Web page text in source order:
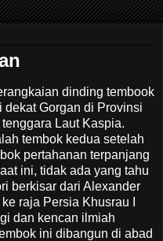
dinding tembook
dekat Gorgan di Provinsi
Laut Kaspia.
tembok kedua setelah
pertahanan terpanjang
ini, tidak ada yang tahu
berkisar dari Alexander
raja Persia Khusrau I
dan kencan ilmiah
ini dibangun di abad